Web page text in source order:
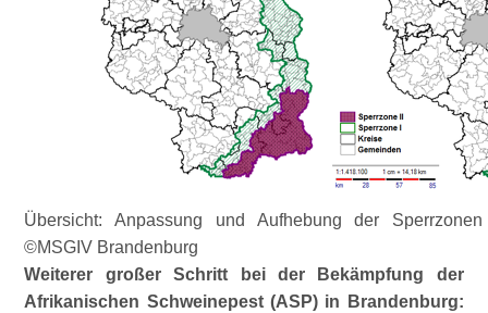
Übersicht: Anpassung und Aufhebung der
©MSGIV Brandenburg
Weiterer großer Schritt bei der Bekämpfung der
Afrikanischen Schweinepest (ASP) in Brandenburg: